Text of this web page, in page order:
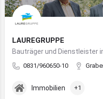
LAUREGRUPPE
Bauträger und Dienstleister
0831/960650-10
Immobilien +1